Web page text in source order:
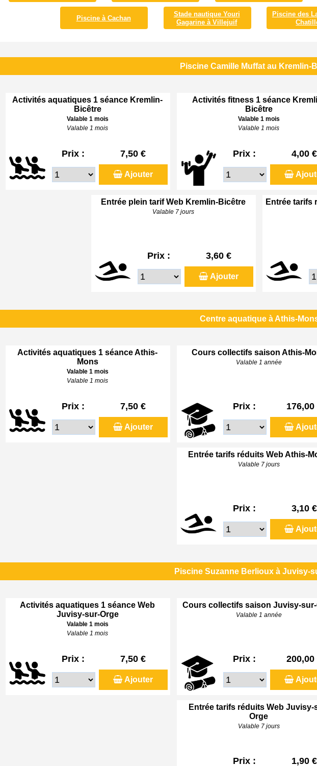
Piscine à Cachan
Stade nautique Youri
Gagarine à Villejuif
Piscine des
Piscine Camille Muffat au Kremlin-
Activités aquatiques 1 séance Kremlin-
Bicêtre
Valable 1 mois
Valable 1 mois
Prix : 7,50 €
Ajouter
Activités fitness 1 séance
Bicêtre
Valable 1 mois
Valable 1 mois
Prix : 4,00 €
Entrée plein tarif Web Kremlin-Bicêtre
Valable 7 jours
Prix : 3,60 €
Ajouter
Entrée tarifs
Centre aquatique à Athis-
Activités aquatiques 1 séance Athis-
Mons
Valable 1 mois
Valable 1 mois
Prix : 7,50 €
Ajouter
Cours collectifs saison Athis-
Valable 1 année
Prix : 176,00
Entrée tarifs réduits Web Athis-
Valable 7 jours
Prix : 3,10 €
Piscine Suzanne Berlioux à Juvisy-
Activités aquatiques 1 séance Web
Juvisy-sur-Orge
Valable 1 mois
Valable 1 mois
Prix : 7,50 €
Ajouter
Cours collectifs saison Juvisy-
Valable 1 année
Prix : 200,00
Entrée tarifs réduits Web Juvisy-
Orge
Valable 7 jours
Prix : 1,90 €